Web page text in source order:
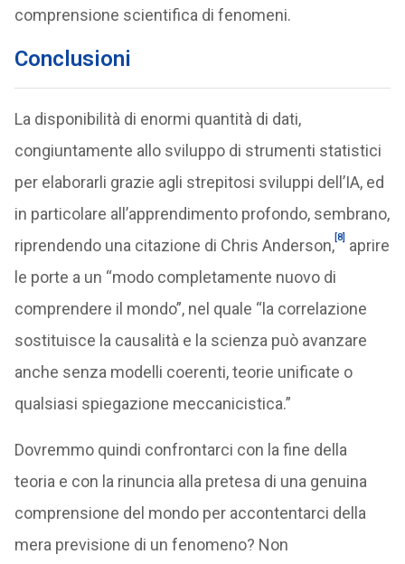
comprensione scientifica di fenomeni.
Conclusioni
La disponibilità di enormi quantità di dati,
congiuntamente allo sviluppo di strumenti statistici
per elaborarli grazie agli strepitosi sviluppi dell’IA, ed
in particolare all’apprendimento profondo, sembrano,
riprendendo una citazione di Chris Anderson,[8]
aprire
le porte a un “modo completamente nuovo di
comprendere il mondo”, nel quale “la correlazione
sostituisce la causalità e la scienza può avanzare
anche senza modelli coerenti, teorie unificate o
qualsiasi spiegazione meccanicistica.”
Dovremmo quindi confrontarci con la fine della
teoria e con la rinuncia alla pretesa di una genuina
comprensione del mondo per accontentarci della
mera previsione di un fenomeno? Non